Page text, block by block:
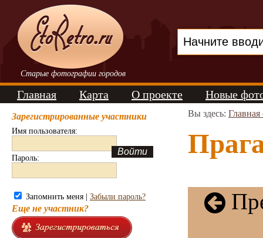
Старые фотографии городов
Главная Карта О проекте Новые
Зарегистрированные участники
Имя пользователя:
Пароль:
Запомнить меня | Забыли пароль?
Еще не участник?
Вы здесь: Главная